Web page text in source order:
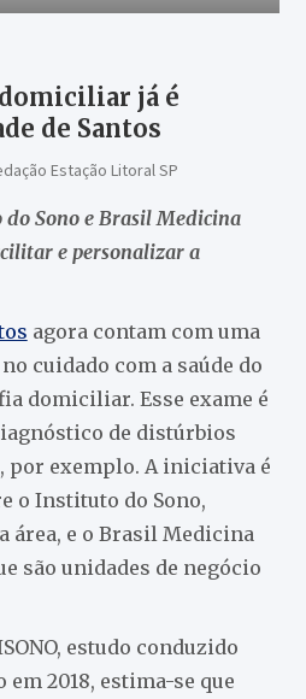
já é
de Santos
Estação Litoral SP
Sono e Brasil Medicina
e personalizar a
agora contam com uma
cuidado com a saúde do
domiciliar. Esse exame é
de distúrbios
por exemplo. A iniciativa é
o Instituto do Sono,
área, e o Brasil Medicina
são unidades de negócio
estudo conduzido
2018, estima-se que